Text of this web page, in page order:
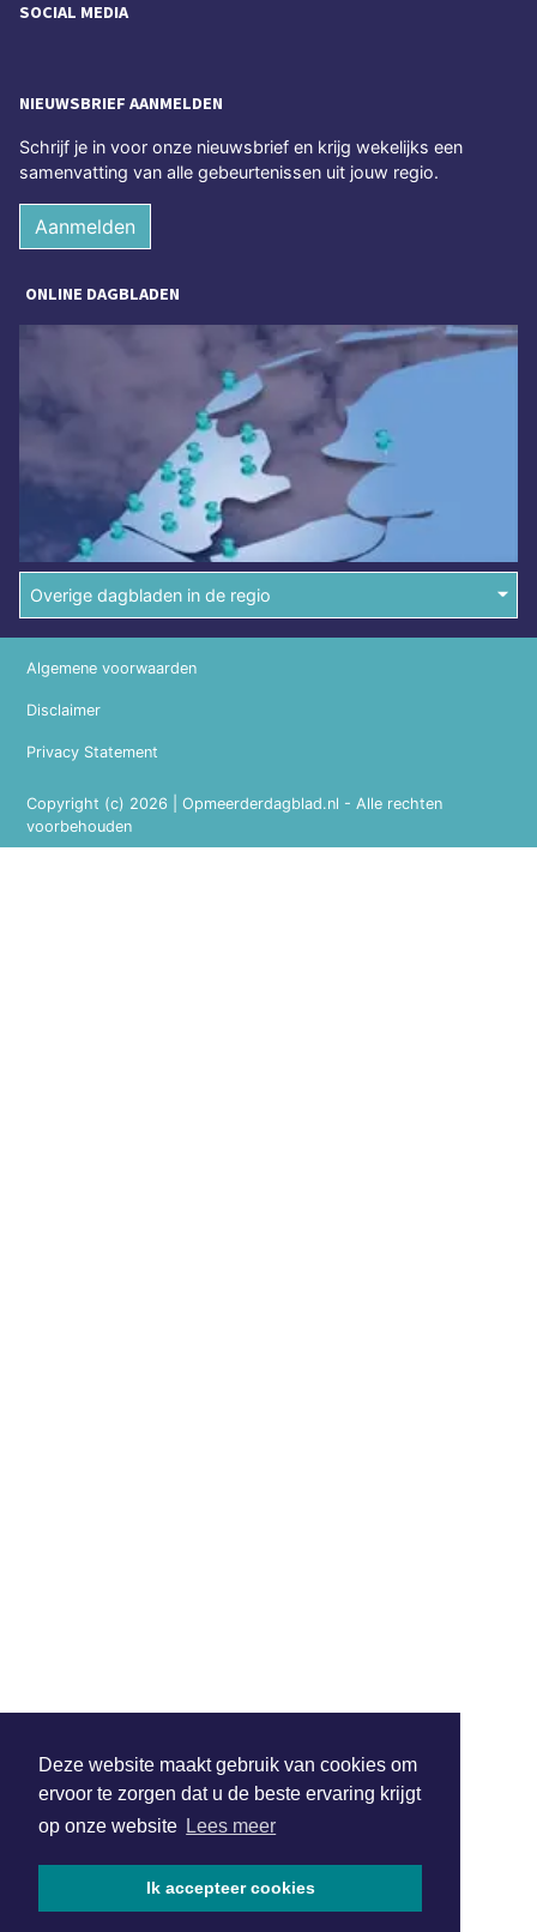
Deze website maakt gebruik van cookies om
ervoor te zorgen dat u de beste ervaring krijgt
op onze website Lees meer
Ik accepteer cookies
SOCIAL MEDIA
NIEUWSBRIEF AANMELDEN
Schrijf je in voor onze nieuwsbrief en krijg wekelijks een
samenvatting van alle gebeurtenissen uit jouw regio.
Aanmelden
ONLINE DAGBLADEN
Overige dagbladen in de regio
Copyright (c) 2026 | Opmeerderdagblad.nl - Alle rechten
voorbehouden
Algemene voorwaarden
Disclaimer
Privacy Statement